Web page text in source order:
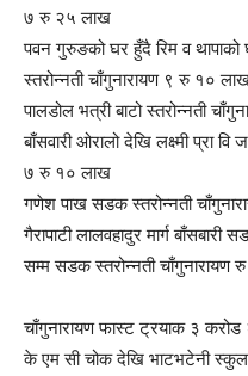
७ रु २५ लाख
पवन गुरुङको घर हुँदै रिम व
स्तरोन्नती चाँगुनारायण ९ रु १०
पालडोल भत्री बाटो स्तरोन्नती
बाँसवारी ओरालो देखि लक्ष्मी प्रा
७ रु १० लाख
गणेश पाख सडक स्तरोन्नती
गैरापाटी लालवहादुर मार्ग
सम्म सडक स्तरोन्नती
चाँगुनारायण फास्ट ट्रयाक ३
के एम सी चोक देखि भाटभटेनी स्कुल